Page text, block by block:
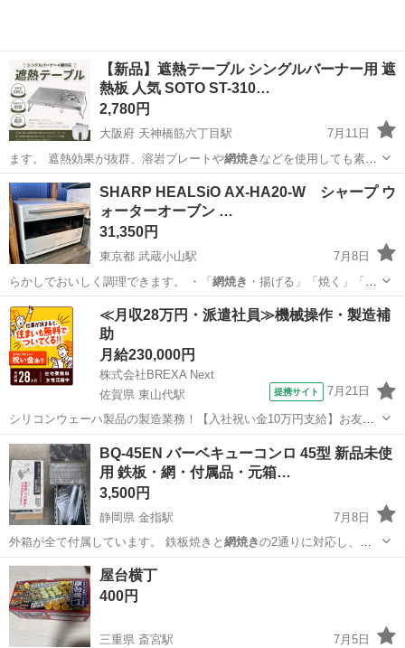
【新品】遮熱テーブル シングルバーナー用 遮
熱板 人気 SOTO ST-310…
2,780円
大阪府 天神橋筋六丁目駅
7月11日
ます。 遮熱効果が抜群、溶岩プレートや網焼き などを使用しても素早
く冷めるので、 油…
大阪 大阪市
SHARP HEALSiO AX-HA20-W シャープ ウ
ォーターオーブン …
31,350円
東京都 武蔵小山駅
7月8日
らかしでおいしく調理できます。 ・「網焼き ・揚げる」「焼く」「蒸
す・ゆでる」「炒…
東京 品川区 武蔵小山駅 キッチン家電
≪月収28万円・派遣社員≫機械操作・製造補
助
月給230,000円
株式会社BREXA Next
佐賀県 東山代駅
提携サイト 7月21日
シリコンウェーハ製品の製造業務！【入社祝い金10万円支給】お友達
やカップルとの応募OK◎年間休日129日＆休出なしでプライベート充
実♪業務はクリーンルームで快適作業◎自社正社員登用制度あり★1食
300円～の格安食堂あり！《佐...
佐賀 伊万里市 その他
BQ-45EN バーベキューコンロ 45型 新品未使
用 鉄板・網・付属品・元箱…
3,500円
静岡県 金指駅
7月8日
外箱が全て付属しています。 鉄板焼きと 網焼きの2通りに対応し、大
型深型構造で調理に…
静岡 浜松市 金指駅
屋台横丁
400円
三重県 斎宮駅
7月5日